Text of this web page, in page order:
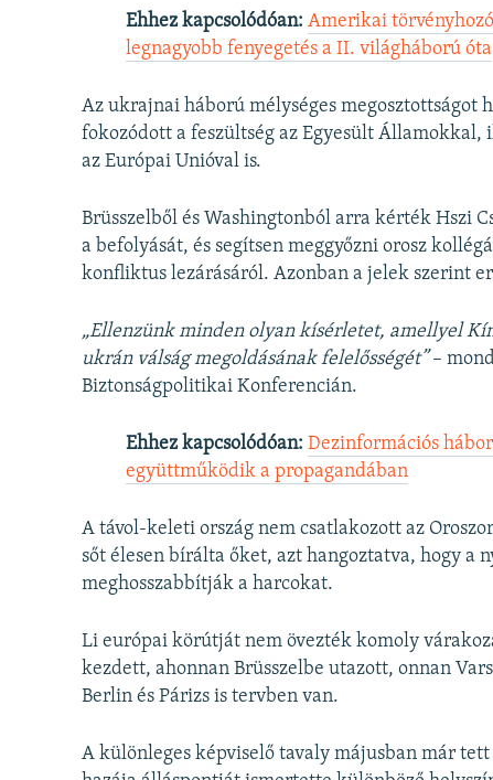
Ehhez kapcsolódóan:Amerikai
legnagyobb fenyegetés a II. világháború óta
Az ukrajnai háború mélységes megosztottságot
fokozódott a feszültség az Egyesült
az Európai Unióval is.
Brüsszelből és Washingtonból arra kérték Hszi
a befolyását, és segítsen meggyőzni orosz
konfliktus lezárásáról. Azonban a jelek szerint
„Ellenzünk minden olyan kísérletet, amellyel
ukrán válság megoldásának felelősségét”–
Biztonságpolitikai Konferencián.
Ehhez kapcsolódóan:Dezinformációs
együttműködik a propagandában
A távol-keleti ország nem csatlakozott az
sőt élesen bírálta őket, azt hangoztatva, hogy a
meghosszabbítják a harcokat.
Li európai körútját nem övezték komoly
kezdett, ahonnan Brüsszelbe utazott, onnan
Berlin és Párizs is tervben van.
A különleges képviselő tavaly májusban már